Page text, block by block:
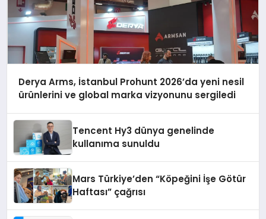
Derya Arms, İstanbul Prohunt 2026’da yeni nesil
ürünlerini ve global marka vizyonunu sergiledi
Tencent Hy3 dünya genelinde
kullanıma sunuldu
Mars Türkiye’den “Köpeğini İşe Götür
Haftası” çağrısı